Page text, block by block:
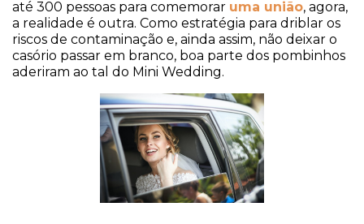
até 300 pessoas para comemorar uma união, agora,
a realidade é outra. Como estratégia para driblar os
riscos de contaminação e, ainda assim, não deixar o
casório passar em branco, boa parte dos pombinhos
aderiram ao tal do Mini Wedding.